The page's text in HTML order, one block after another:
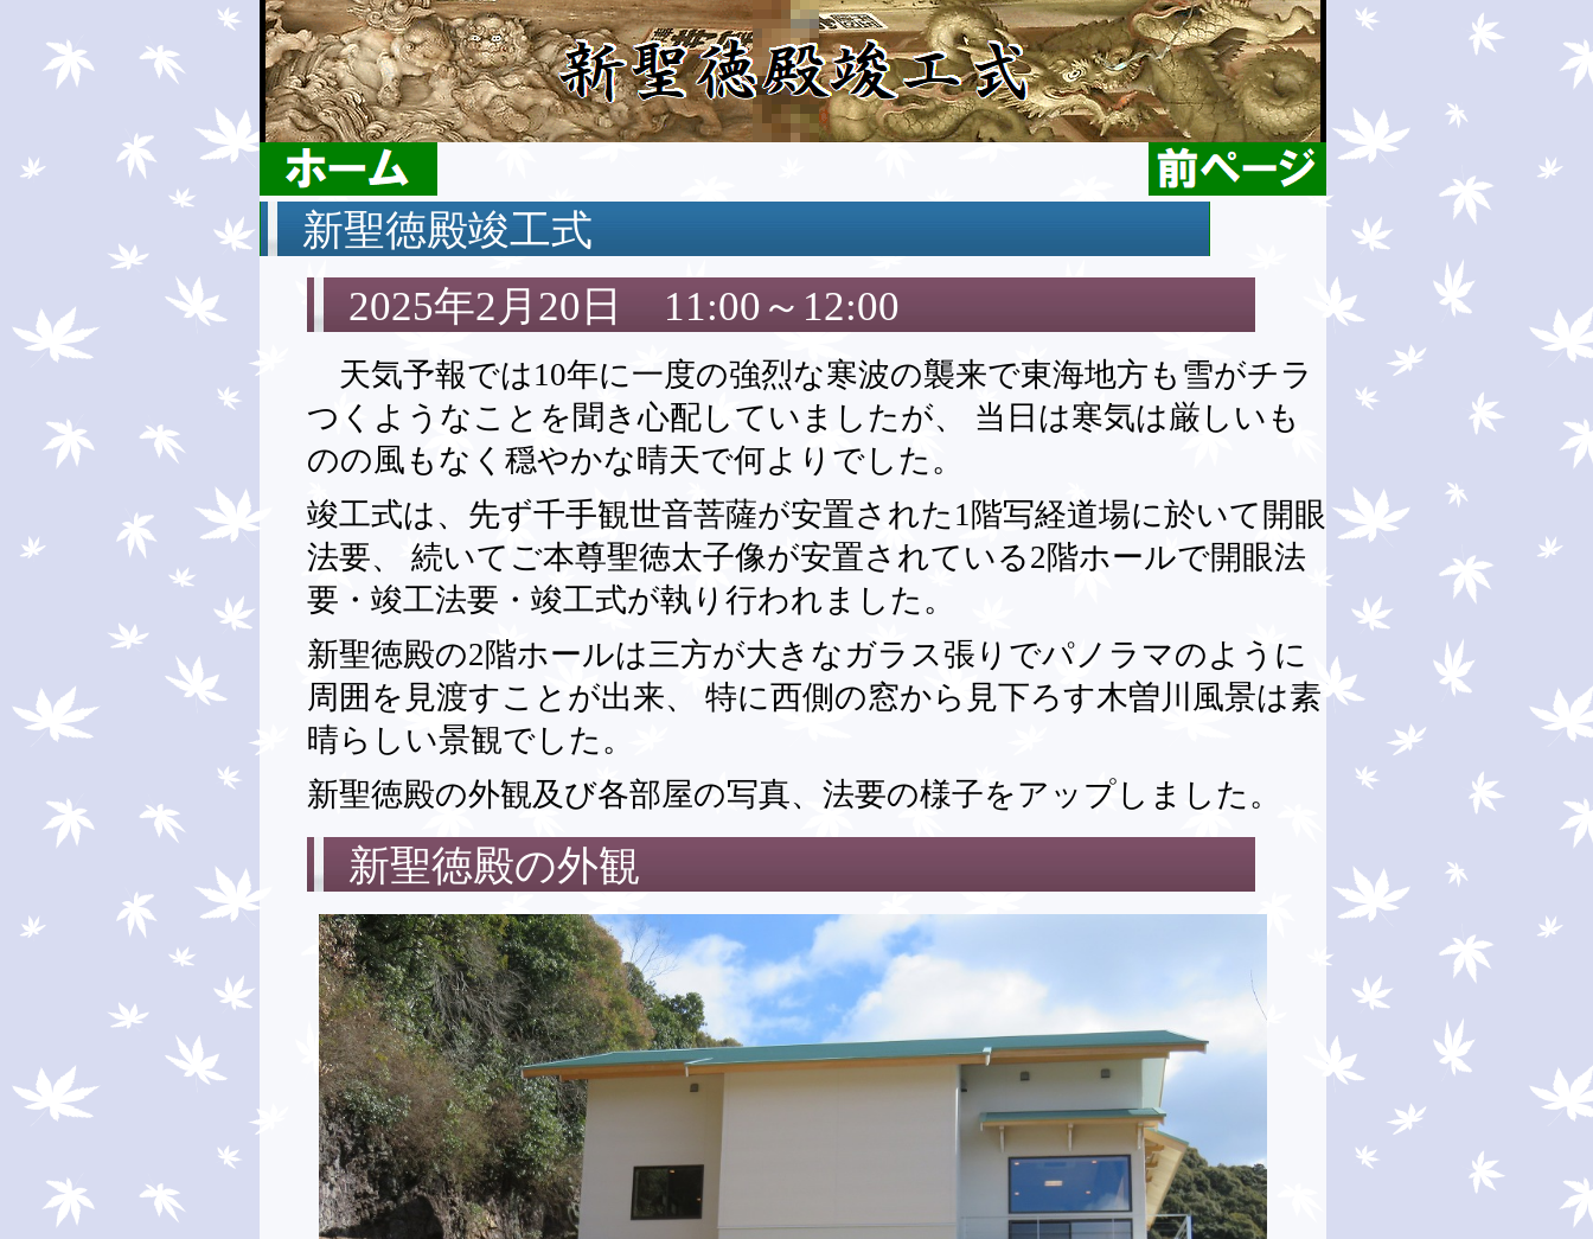
新聖徳殿竣工式
2025年2月20日 11:00～12:00
天気予報では10年に一度の強烈な寒波の襲来で東海地方も雪がチラ
つくようなことを聞き心配していましたが、 当日は寒気は厳しいも
のの風もなく穏やかな晴天で何よりでした。
竣工式は、先ず千手観世音菩薩が安置された1階写経道場に於いて開眼
法要、 続いてご本尊聖徳太子像が安置されている2階ホールで開眼法
要・竣工法要・竣工式が執り行われました。
新聖徳殿の2階ホールは三方が大きなガラス張りでパノラマのように
周囲を見渡すことが出来、 特に西側の窓から見下ろす木曽川風景は素
晴らしい景観でした。
新聖徳殿の外観及び各部屋の写真、法要の様子をアップしました。
新聖徳殿の外観